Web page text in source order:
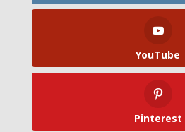
YouTube
Pinterest